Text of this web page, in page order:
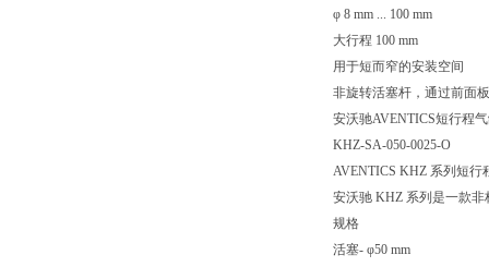
φ 8 mm ... 100 mm
大行程 100 mm
用于短而窄的安装空间
非旋转活塞杆，通过前面
安沃驰AVENTICS短行程
KHZ-SA-050-0025-O
AVENTICS KHZ 系列短行
安沃驰 KHZ 系列是一款
规格
活塞- φ50 mm